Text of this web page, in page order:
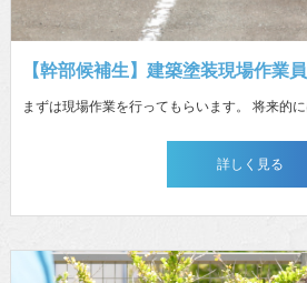
【幹部候補生】建築塗装現場作業員
詳しく見る